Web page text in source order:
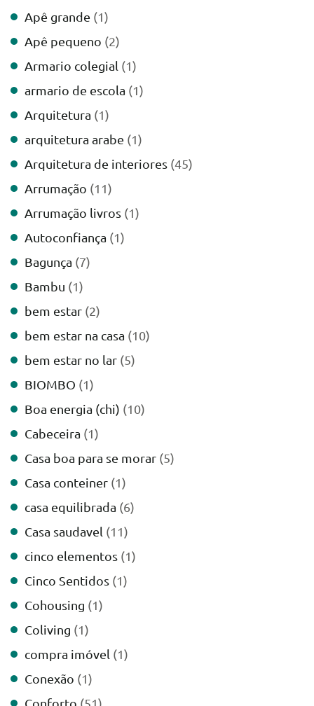
Apê grande (1)
Apê pequeno (2)
Armario colegial (1)
armario de escola (1)
Arquitetura (1)
arquitetura arabe (1)
Arquitetura de interiores (45)
Arrumação (11)
Arrumação livros (1)
Autoconfiança (1)
Bagunça (7)
Bambu (1)
bem estar (2)
bem estar na casa (10)
bem estar no lar (5)
BIOMBO (1)
Boa energia (chi) (10)
Cabeceira (1)
Casa boa para se morar (5)
Casa conteiner (1)
casa equilibrada (6)
Casa saudavel (11)
cinco elementos (1)
Cinco Sentidos (1)
Cohousing (1)
Coliving (1)
compra imóvel (1)
Conexão (1)
Conforto (51)